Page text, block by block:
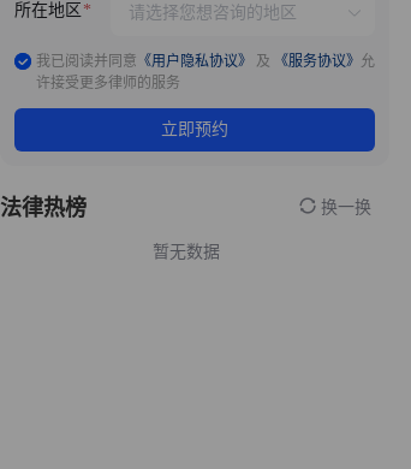
所在地区
我已阅读并同意 《用户隐私协议》 及 《服务协议》 允
许接受更多律师的服务
立即预约
法律热榜 换一换
暂无数据